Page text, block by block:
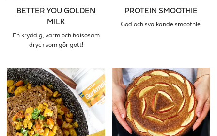
BETTER YOU GOLDEN
MILK
En kryddig, varm och hälsosam
dryck som gör gott!
PROTEIN SMOOTHIE
God och svalkande smoothie.